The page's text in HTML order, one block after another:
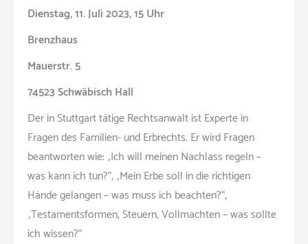
Dienstag, 11. Juli 2023, 15 Uhr
Brenzhaus
Mauerstr. 5
74523 Schwäbisch Hall
Der in Stuttgart tätige Rechtsanwalt ist Experte in
Fragen des Familien- und Erbrechts. Er wird Fragen
beantworten wie: „Ich will meinen Nachlass regeln –
was kann ich tun?“, „Mein Erbe soll in die richtigen
Hände gelangen – was muss ich beachten?“;
„Testamentsformen, Steuern, Vollmachten – was sollte
ich wissen?“